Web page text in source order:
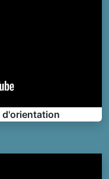
d'orientation